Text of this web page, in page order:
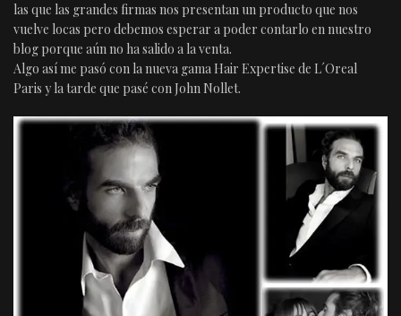
las que las grandes firmas nos presentan un producto que nos
vuelve locas pero debemos esperar a poder contarlo en nuestro
blog porque aún no ha salido a la venta.
Algo así me pasó con la nueva gama Hair Expertise de L´Oreal
Paris y la tarde que pasé con John Nollet.